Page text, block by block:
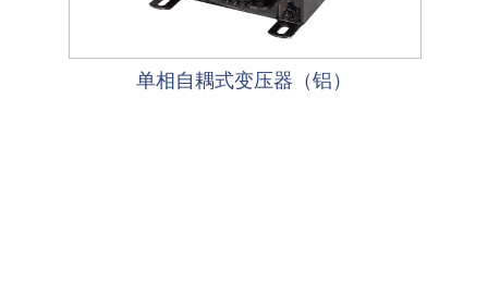
单相自耦式变压器（铝）